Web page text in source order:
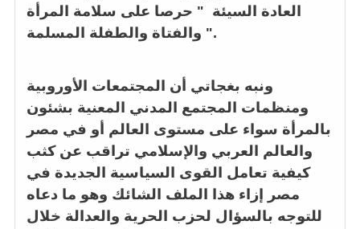
العادة السيئة " حرصا على سلامة المرأة
والفتاة والطفلة المسلمة ".
ونبه بغجاتي أن المجتمعات الأوروبية
ومنظمات المجتمع المدني المعنية بشئون
بالمرأة سواء على مستوى العالم أو في مصر
والعالم العربي والإسلامي تراقب عن كثب
كيفية تعامل القوى السياسية الجديدة في
مصر إزاء هذا الملف الشائك وهو ما دعاه
للتوجه بالسؤال لحزب الحرية والعدالة خلال